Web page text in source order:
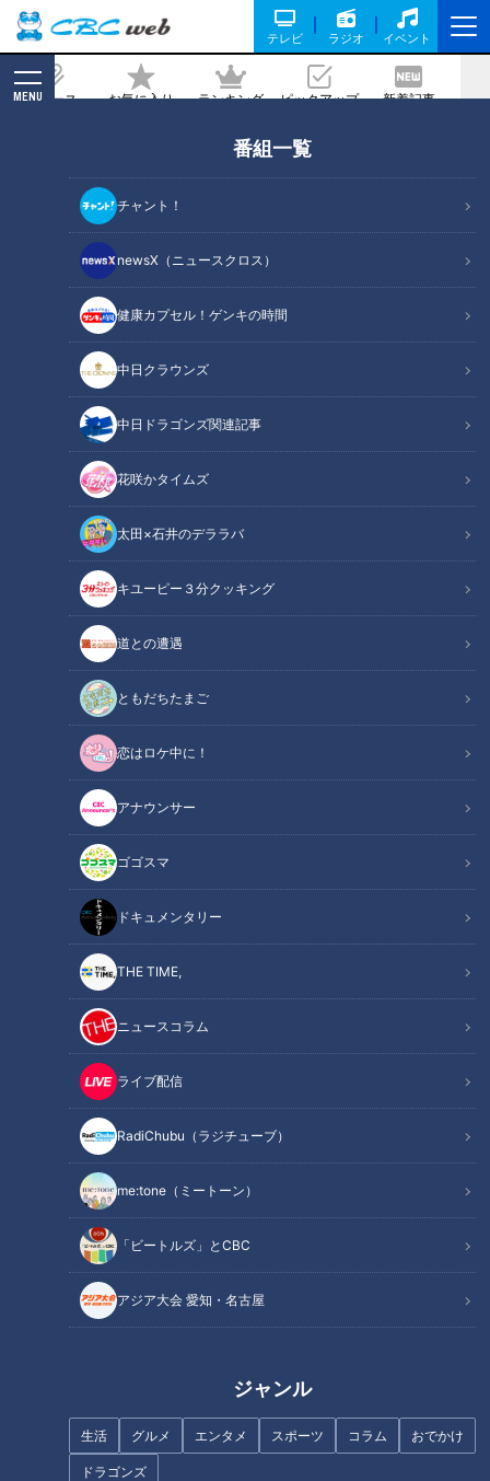
テレビ ラジオ イベント
ニュース お気に入り ランキング ピックアップ 新着記事
MENU
番組一覧
チャント！
newsX（ニュースクロス）
健康カプセル！ゲンキの時間
中日クラウンズ
中日ドラゴンズ関連記事
花咲かタイムズ
太田×石井のデララバ
キユーピー３分クッキング
道との遭遇
ともだちたまご
恋はロケ中に！
アナウンサー
ゴゴスマ
ドキュメンタリー
THE TIME,
ニュースコラム
ライブ配信
RadiChubu（ラジチューブ）
me:tone（ミートーン）
「ビートルズ」とCBC
アジア大会 愛知・名古屋
ジャンル
生活 グルメ エンタメ スポーツ コラム おでかけ
ドラゴンズ
の葉寿司」を調査。柿の葉香る絶品押し
寿司！
記事に戻る
寺坂頼我が奈良県奈良市で郷土料理「柿の葉寿司」を調査。柿の葉香る
絶品押し寿司！
この記事の画像
この記事を見たあなたへのおすすめ
寺坂頼我が神奈川県川崎市の名
寺坂頼我が三重県志摩市で名物
グルメ「あのりふぐ」を調査。
もっちりコリコリ食感と甘みが
絶品！